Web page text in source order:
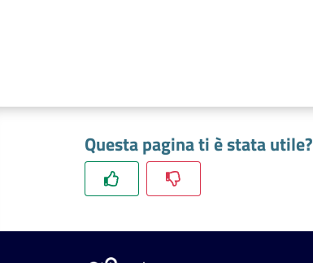
Questa pagina ti è stata utile?